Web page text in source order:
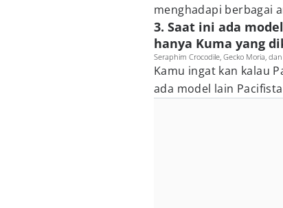
menghadapi berbagai
3. Saat ini ada
hanya Kuma yang
Seraphim Crocodile, Gecko Moria,
Kamu ingat kan kalau
ada model lain